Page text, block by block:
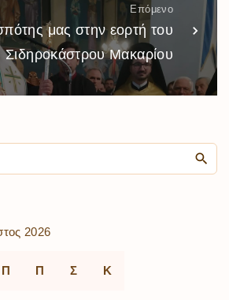
Επόμενο
μας στην εορτή του
Σιδηροκάστρου Μακαρίου
2026
Π Π Σ Κ